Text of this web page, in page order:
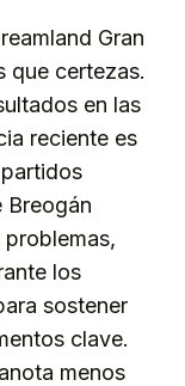
Gran
que certezas.
en las
reciente es
Breogán
los
sostener
clave.
menos